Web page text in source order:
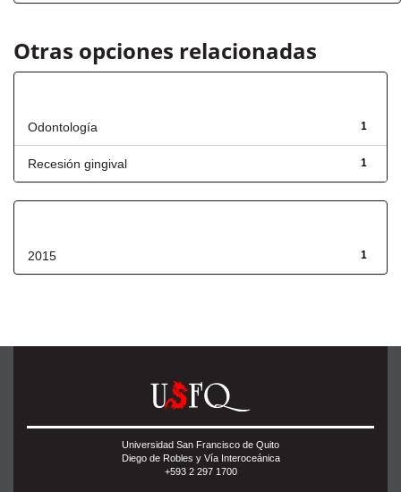
Otras opciones relacionadas
1
Odontología
1
Recesión gingival
1
2015
Universidad San Francisco de Quito
Diego de Robles y Vía Interoceánica
+593 2 297 1700